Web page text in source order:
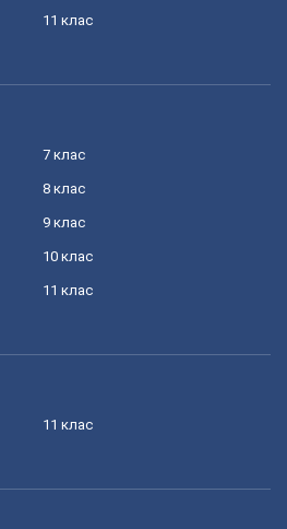
11 клас
7 клас
8 клас
9 клас
10 клас
11 клас
11 клас